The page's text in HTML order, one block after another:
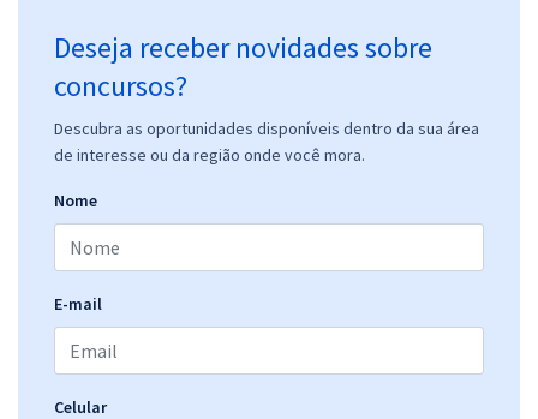
Deseja receber novidades sobre
concursos?
Descubra as oportunidades disponíveis dentro da sua área
de interesse ou da região onde você mora.
Nome
E-mail
Celular